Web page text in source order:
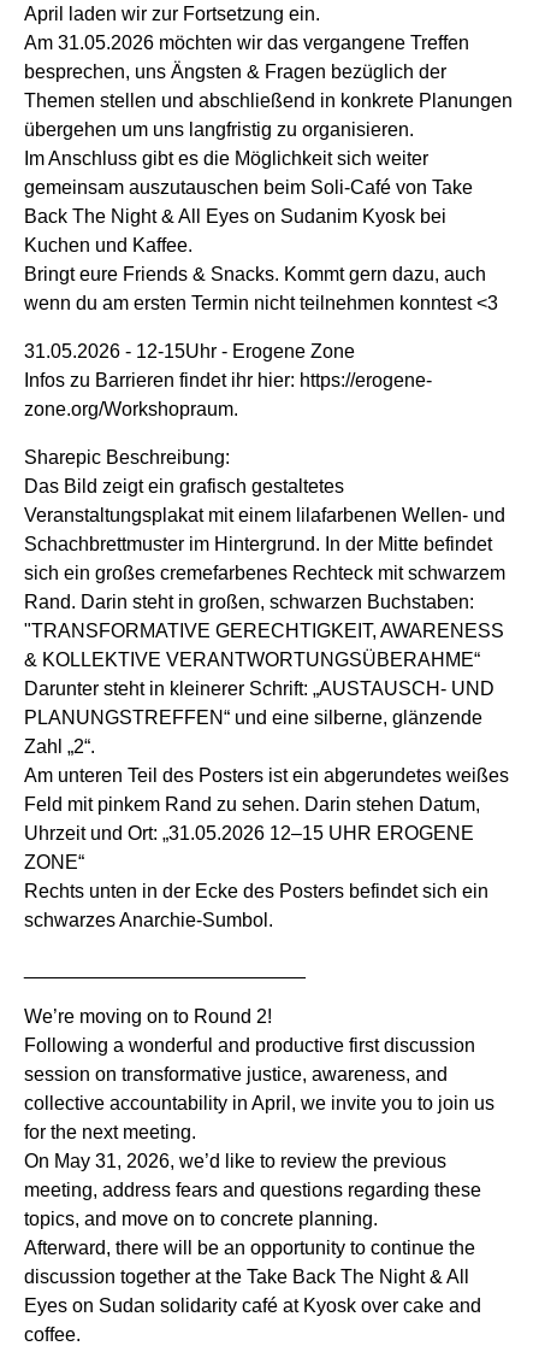
April laden wir zur Fortsetzung ein.
Am 31.05.2026 möchten wir das vergangene Treffen
besprechen, uns Ängsten & Fragen bezüglich der
Themen stellen und abschließend in konkrete Planungen
übergehen um uns langfristig zu organisieren.
Im Anschluss gibt es die Möglichkeit sich weiter
gemeinsam auszutauschen beim Soli-Café von Take
Back The Night & All Eyes on Sudanim Kyosk bei
Kuchen und Kaffee.
Bringt eure Friends & Snacks. Kommt gern dazu, auch
wenn du am ersten Termin nicht teilnehmen konntest <3
31.05.2026 - 12-15Uhr - Erogene Zone
Infos zu Barrieren findet ihr hier: https://erogene-
zone.org/Workshopraum.
Sharepic Beschreibung:
Das Bild zeigt ein grafisch gestaltetes
Veranstaltungsplakat mit einem lilafarbenen Wellen- und
Schachbrettmuster im Hintergrund. In der Mitte befindet
sich ein großes cremefarbenes Rechteck mit schwarzem
Rand. Darin steht in großen, schwarzen Buchstaben:
"TRANSFORMATIVE GERECHTIGKEIT, AWARENESS
& KOLLEKTIVE VERANTWORTUNGSÜBERAHME“
Darunter steht in kleinerer Schrift: „AUSTAUSCH- UND
PLANUNGSTREFFEN“ und eine silberne, glänzende
Zahl „2“.
Am unteren Teil des Posters ist ein abgerundetes weißes
Feld mit pinkem Rand zu sehen. Darin stehen Datum,
Uhrzeit und Ort: „31.05.2026 12–15 UHR EROGENE
ZONE“
Rechts unten in der Ecke des Posters befindet sich ein
schwarzes Anarchie-Sumbol.
We’re moving on to Round 2!
Following a wonderful and productive first discussion
session on transformative justice, awareness, and
collective accountability in April, we invite you to join us
for the next meeting.
On May 31, 2026, we’d like to review the previous
meeting, address fears and questions regarding these
topics, and move on to concrete planning.
Afterward, there will be an opportunity to continue the
discussion together at the Take Back The Night & All
Eyes on Sudan solidarity café at Kyosk over cake and
coffee.